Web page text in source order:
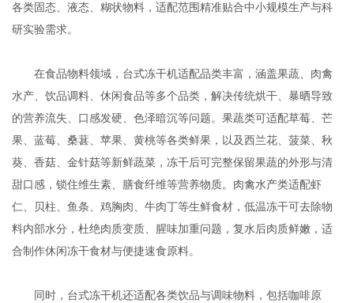
各类固态、液态、糊状物料，适配范围精准贴合中小规模生产与科
研实验需求。
在食品物料领域，台式冻干机适配品类丰富，涵盖果蔬、肉禽
水产、饮品调料、休闲食品等多个品类，解决传统烘干、暴晒导致
的营养流失、口感发硬、色泽暗沉等问题。果蔬类可适配草莓、芒
果、蓝莓、桑葚、苹果、黄桃等各类鲜果，以及西兰花、菠菜、秋
葵、香菇、金针菇等新鲜蔬菜，冻干后可完整保留果蔬的外形与清
甜口感，锁住维生素、膳食纤维等营养物质。肉禽水产类适配虾
仁、贝柱、鱼条、鸡胸肉、牛肉丁等生鲜食材，低温冻干可去除物
料内部水分，杜绝肉质变质、腥味加重问题，复水后肉质鲜嫩，适
合制作休闲冻干食材与便捷速食原料。
同时，台式冻干机还适配各类饮品与调味物料，包括咖啡原